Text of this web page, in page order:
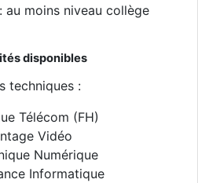
au moins niveau collège
disponibles
techniques :
Télécom (FH)
Vidéo
Numérique
Informatique